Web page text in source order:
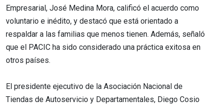
Empresarial, José Medina Mora, calificó el acuerdo como
voluntario e inédito, y destacó que está orientado a
respaldar a las familias que menos tienen. Además, señaló
que el PACIC ha sido considerado una práctica exitosa en
otros países.
El presidente ejecutivo de la Asociación Nacional de
Tiendas de Autoservicio y Departamentales, Diego Cosio